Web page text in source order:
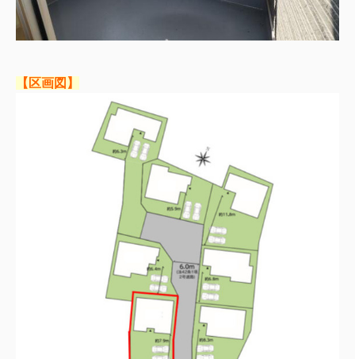
【区画図】